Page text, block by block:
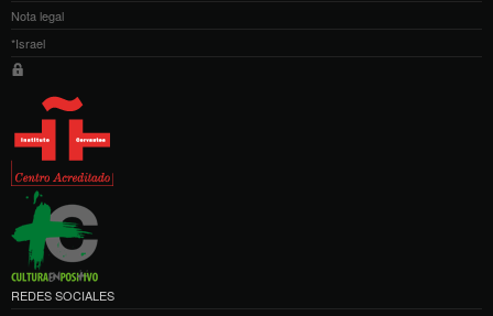
Nota legal
*Israel
REDES SOCIALES